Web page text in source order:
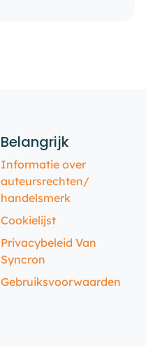
Belangrijk
Informatie over
auteursrechten/
handelsmerk
Cookielijst
Privacybeleid Van
Syncron
Gebruiksvoorwaarden